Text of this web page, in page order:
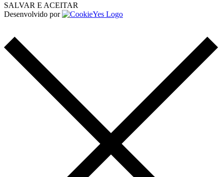
SALVAR E ACEITAR
Desenvolvido por